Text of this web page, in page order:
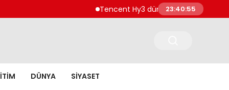
Tencent Hy3 dünya genelinde kullanıma
23:40:56
DÜNYA SIYASET